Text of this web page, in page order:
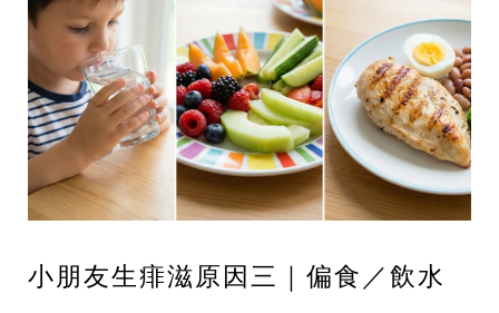
小朋友生痱滋原因三｜偏食／飲水